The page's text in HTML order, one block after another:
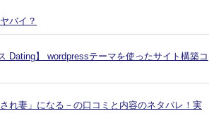
バイ？
Dating】 wordpressテーマを使ったサイト構築コ
れ妻」になる－の口コミと内容のネタバレ！実